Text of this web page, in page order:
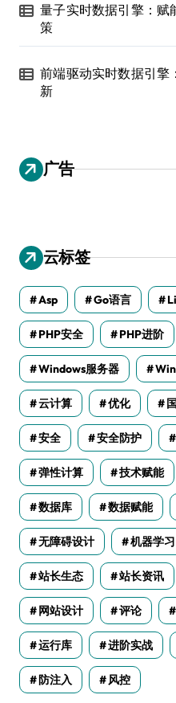
量子实时数据引擎：赋
策
前端驱动实时数据引擎
新
广告
云标签
Asp Go语言
PHP安全 PHP进阶
Windows服务器
云计算 优化
安全 安全防护
弹性计算 技术赋能
数据库 数据赋能
无障碍设计 机器学习
站长生态 站长资讯
网站设计 评论
运行库 进阶实战
防注入 风控